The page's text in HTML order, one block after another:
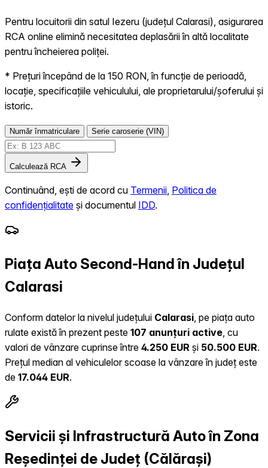
Pentru locuitorii din satul Iezeru (județul Calarasi), asigurarea
RCA online elimină necesitatea deplasării în altă localitate
pentru încheierea poliței.
* Prețuri începând de la 150 RON, în funcție de perioadă,
locație, specificațiile vehiculului, ale proprietarului/șoferului și
istoric.
Număr înmatriculare Serie caroserie (VIN)
Calculează RCA
Continuând, ești de acord cu Termenii Politica de
confidențialitate și documentul IDD.
Piața Auto Second-Hand în Județul
Calarasi
Conform datelor la nivelul județului Calarasi , pe piața auto
rulate există în prezent peste 107 anunțuri active , cu
valori de vânzare cuprinse între 4.250 EUR și 50.500 EUR.
Prețul median al vehiculelor scoase la vânzare în județ este
de 17.044 EUR.
Servicii și Infrastructură Auto în Zona
Reședinței de Județ (Călărași)